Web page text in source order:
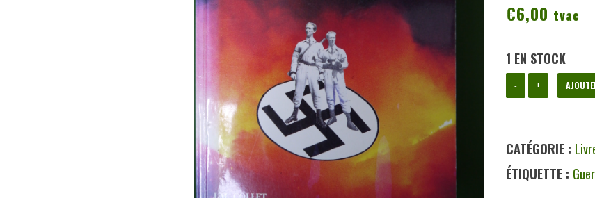
€6,00 tvac
1 EN STOCK
-
quantité
allemand
dans
+
CATÉGORIE :
ÉTIQUETTE :